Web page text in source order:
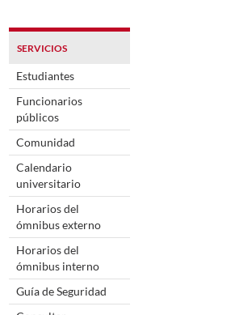
SERVICIOS
Estudiantes
Funcionarios
públicos
Comunidad
Calendario
universitario
Horarios del
ómnibus externo
Horarios del
ómnibus interno
Guía de Seguridad